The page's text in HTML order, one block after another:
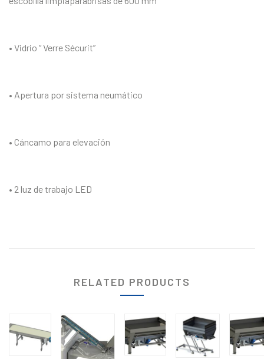
• Vidrio “ Verre Sécurit”
• Apertura por sistema neumático
• Cáncamo para elevación
• 2 luz de trabajo LED
RELATED PRODUCTS